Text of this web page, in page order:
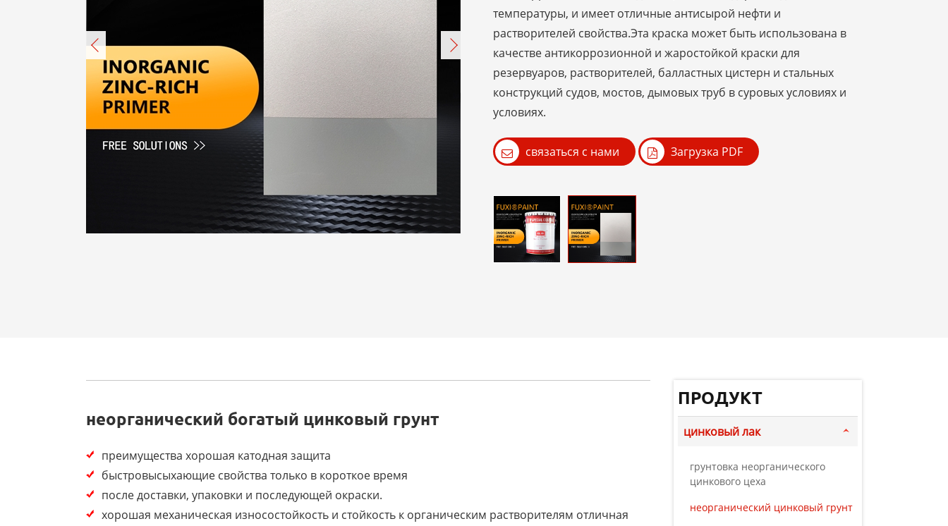
температуры, и имеет отличные антисырой нефти и
растворителей свойства.Эта краска может быть использована в
качестве антикоррозионной и жаростойкой краски для
резервуаров, растворителей, балластных цистерн и стальных
конструкций судов, мостов, дымовых труб в суровых условиях и
условиях.
связаться с нами Загрузка PDF
неорганический богатый цинковый грунт
преимущества хорошая катодная защита
быстровысыхающие свойства только в короткое время
после доставки, упаковки и последующей окраски.
хорошая механическая износостойкость и стойкость к органическим растворителям отличная
ПРОДУКТ
цинковый лак
грунтовка неорганического
цинкового цеха
неорганический цинковый грунт